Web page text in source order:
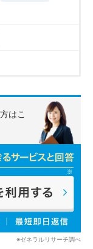
はこ
※ゼネラルリサーチ調べ